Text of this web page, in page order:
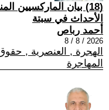
(18) بيان الماركسيين
الأحداث في سبتة
أحمد رباص
2026 / 8 / 8
الهجرة , العنصرية ,
المهاجرة